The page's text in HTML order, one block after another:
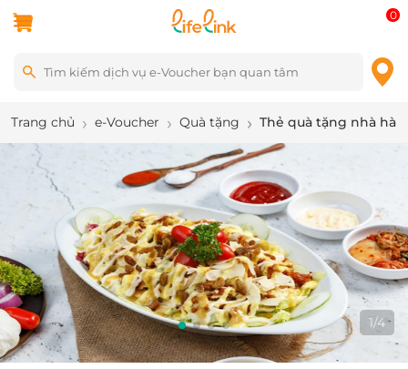
0
Trang chủ e-Voucher Quà tặng Thẻ quà tặng nhà
1/4